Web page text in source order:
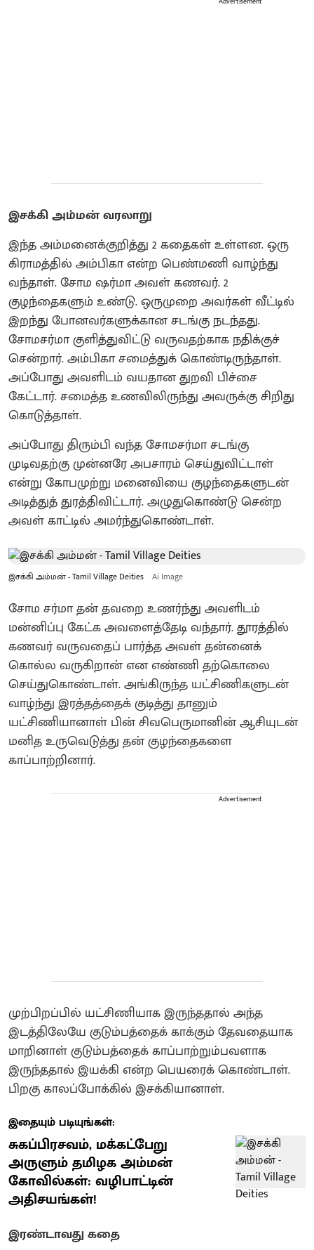
இசக்கி அம்மன் வரலாறு
இந்த அம்மனைக்குறித்து 2 கதைகள் உள்ளன. ஒரு
கிராமத்தில் அம்பிகா என்ற பெண்மணி வாழ்ந்து
வந்தாள். சோம ஷர்மா அவள் கணவர். 2
குழந்தைகளும் உண்டு.‌ ஒருமுறை அவர்கள் வீட்டில்
இறந்து போனவர்களுக்கான சடங்கு நடந்தது‌.
சோமசர்மா குளித்துவிட்டு வருவதற்காக நதிக்குச்
சென்றார். அம்பிகா சமைத்துக் கொண்டிருந்தாள்.
அப்போது அவளிடம் வயதான துறவி பிச்சை
கேட்டார். சமைத்த உணவிலிருந்து அவருக்கு சிறிது
கொடுத்தாள்.
அப்போது திரும்பி வந்த சோமசர்மா சடங்கு
முடிவதற்கு முன்னரே அபசாரம் செய்துவிட்டாள்
என்று கோபமுற்று மனைவியை குழந்தைகளுடன்
அடித்துத் துரத்திவிட்டார். அழுதுகொண்டு சென்ற
அவள் காட்டில் அமர்ந்துகொண்டாள்.
இசக்கி அம்மன் - Tamil Village Deities Ai Image
சோம சர்மா தன் தவறை உணர்ந்து அவளிடம்
மன்னிப்பு கேட்க அவளைத்தேடி வந்தார். தூரத்தில்
கணவர் வருவதைப் பார்த்த அவள் தன்னைக்
கொல்ல வருகிறான் என எண்ணி தற்கொலை
செய்துகொண்டாள். அங்கிருந்த யட்சிணிகளுடன்
வாழ்ந்து இரத்தத்தைக் குடித்து தானும்
யட்சிணியானாள் பின் சிவபெருமானின் ஆசியுடன்
மனித உருவெடுத்து தன் குழந்தைகளை
காப்பாற்றினார்.
Advertisement
முற்பிறப்பில் யட்சிணியாக இருந்ததால் அந்த
இடத்திலேயே குடும்பத்தைக் காக்கும் தேவதையாக
மாறினாள்‌ குடும்பத்தைக் காப்பாற்றும்பவளாக
இருந்ததால் இயக்கி என்ற பெயரைக் கொண்டாள்.
பிறகு காலப்போக்கில் இசக்கியானாள்.
இதையும் படியுங்கள்:
சுகப்பிரசவம், மக்கட்பேறு
அருளும் தமிழக அம்மன்
கோவில்கள்: வழிபாட்டின்
அதிசயங்கள்!
இரண்டாவது கதை